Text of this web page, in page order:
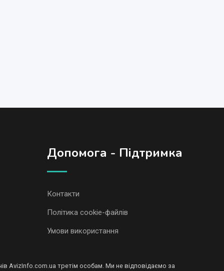
Допомога - Підтримка
Контакти
Політика cookie-файлів
Умови використання
AvizInfo.com.ua третім особам. Ми не відповідаємо за